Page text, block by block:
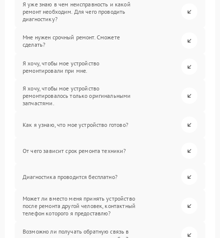
Я уже знаю в чем неисправность и какой
ремонт необходим. Для чего проводить
диагностику?
Мне нужен срочный ремонт. Сможете
сделать?
Я хочу, чтобы мое устройство
ремонтировали при мне.
Я хочу, чтобы мое устройство
ремонтировалось только оригинальными
запчастями.
Как я узнаю, что мое устройство готово?
От чего зависит срок ремонта техники?
Диагностика проводится бесплатно?
Может ли вместо меня принять устройство
после ремонта другой человек, контактный
телефон которого я предоставлю?
Возможно ли получать обратную связь в